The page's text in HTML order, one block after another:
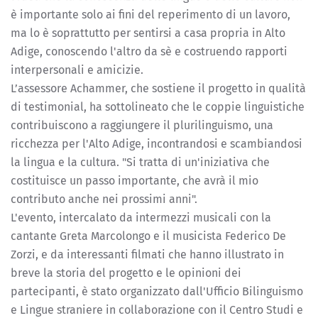
è importante solo ai fini del reperimento di un lavoro,
ma lo è soprattutto per sentirsi a casa propria in Alto
Adige, conoscendo l'altro da sè e costruendo rapporti
interpersonali e amicizie.
L’assessore Achammer, che sostiene il progetto in qualità
di testimonial, ha sottolineato che le coppie linguistiche
contribuiscono a raggiungere il plurilinguismo, una
ricchezza per l'Alto Adige, incontrandosi e scambiandosi
la lingua e la cultura. "Si tratta di un'iniziativa che
costituisce un passo importante, che avrà il mio
contributo anche nei prossimi anni".
L'evento, intercalato da intermezzi musicali con la
cantante Greta Marcolongo e il musicista Federico De
Zorzi, e da interessanti filmati che hanno illustrato in
breve la storia del progetto e le opinioni dei
partecipanti, è stato organizzato dall'Ufficio Bilinguismo
e Lingue straniere in collaborazione con il Centro Studi e